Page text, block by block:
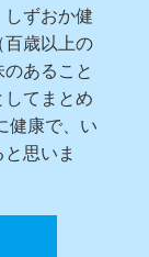
ずおか健
歳以上の
あること
てまとめ
健康で、い
思いま